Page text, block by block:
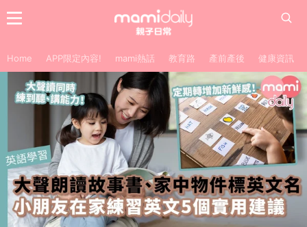
Home APP限定內容! mami熱話 教育路 產前產後 健康資訊